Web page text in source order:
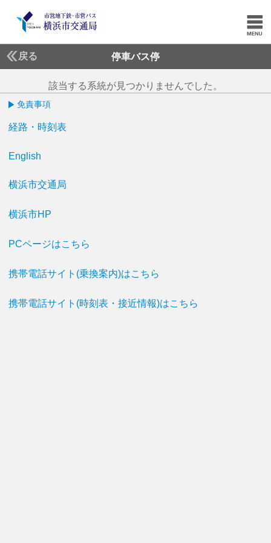
戻る 停車バス停
該当する系統が見つかりませんでした。
免責事項
経路・時刻表
English
横浜市交通局
横浜市HP
PCページはこちら
携帯電話サイト(乗換案内)はこちら
携帯電話サイト(時刻表・接近情報)はこちら